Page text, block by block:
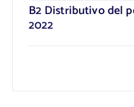
B2 Distributivo del
2022